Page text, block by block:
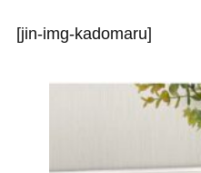
[jin-img-kadomaru]